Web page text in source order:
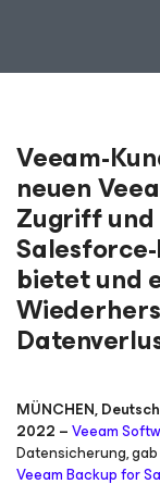
Veeam-
neuen
Zugriff
bietet und
MÜNCHEN,
2022 –Veeam
Datensicherung,
Veeam Backup for